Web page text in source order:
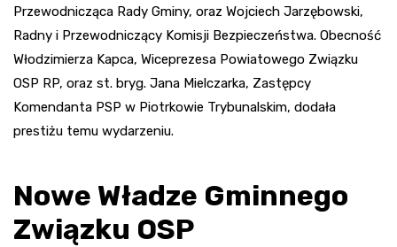
Przewodnicząca Rady Gminy, oraz Wojciech Jarzębowski,
Radny i Przewodniczący Komisji Bezpieczeństwa. Obecność
Włodzimierza Kapca, Wiceprezesa Powiatowego Związku
OSP RP, oraz st. bryg. Jana Mielczarka, Zastępcy
Komendanta PSP w Piotrkowie Trybunalskim, dodała
prestiżu temu wydarzeniu.
Nowe Władze Gminnego
Związku OSP